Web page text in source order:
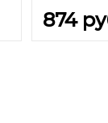
874